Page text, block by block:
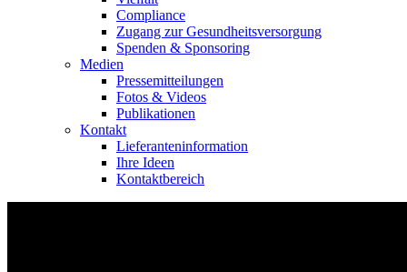
Compliance
Zugang zur Gesundheitsversorgung
Spenden & Sponsoring
Medien
Pressemitteilungen
Fotos & Videos
Publikationen
Kontakt
Lieferanteninformation
Ihre Ideen
Kontaktbereich